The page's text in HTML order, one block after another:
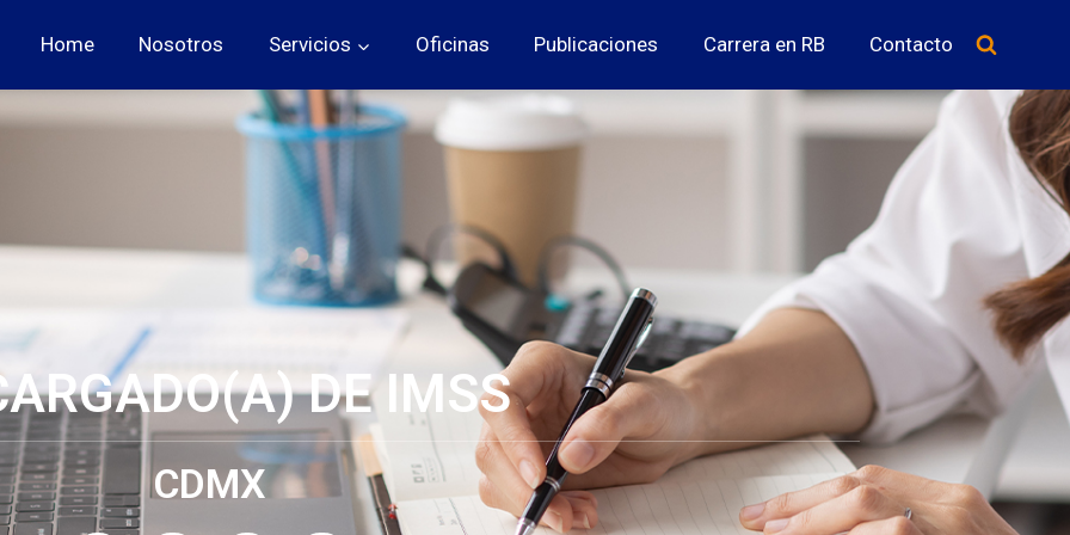
Home Nosotros Servicios Oficinas Publicaciones Carrera en RB Contacto
DE IMSS
CDMX